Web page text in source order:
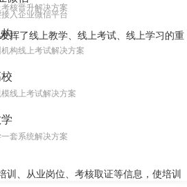
入企业微信平台
核晋升解决方案
构线上考试解决方案
线上考试解决方案
套系统解决方案
挥了线上教学、线上考试、线上学习的重
训、从业岗位、考核取证等信息，使培训